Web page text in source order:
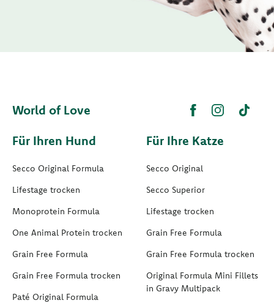
World of Love
Für Ihren Hund
Secco Original Formula
Lifestage trocken
Monoprotein Formula
One Animal Protein trocken
Grain Free Formula
Grain Free Formula trocken
Paté Original Formula
Für Ihre Katze
Secco Original
Secco Superior
Lifestage trocken
Grain Free Formula
Grain Free Formula trocken
Original Formula Mini Fillets
in Gravy Multipack